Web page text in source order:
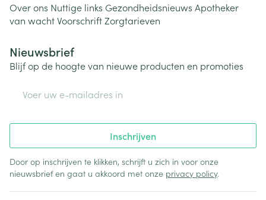
Over ons Nuttige links Gezondheidsnieuws Apotheker
van wachtVoorschriftZorgtarieven
Nieuwsbrief
Blijf op de hoogte van nieuwe producten en promoties
Inschrijven
Door op inschrijven te klikken, schrijft u zich in voor onze
nieuwsbrief en gaat u akkoord met onze privacy policy.